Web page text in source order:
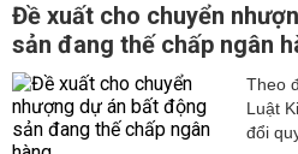
Đề xuất cho chuyển
sản đang thế chấp ngân
Theo
Luật
đổi